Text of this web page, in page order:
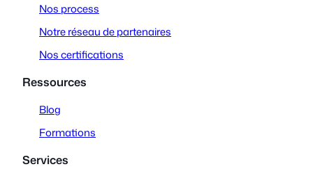
r
a
m
I
n
Nos process
Notre réseau de partenaires
Nos certifications
Ressources
Blog
Formations
Services